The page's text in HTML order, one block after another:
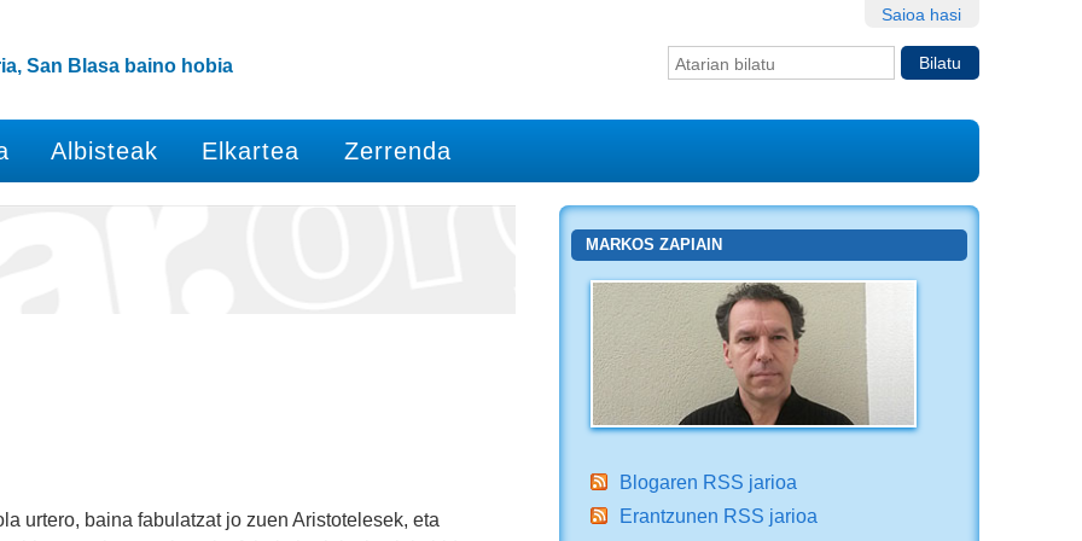
Saioa hasi
Bilatu atarian
San Blasa baino hobia
Albisteak Elkartea Zerrenda
urtero, baina fabulatzat jo zuen Aristotelesek, eta
MARKOS ZAPIAIN
Blogaren RSS jarioa
Erantzunen RSS jarioa